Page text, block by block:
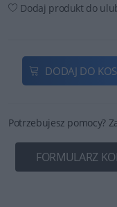
Dodaj produkt do
DODAJ DO
Potrzebujesz pomocy?
FORMULARZ